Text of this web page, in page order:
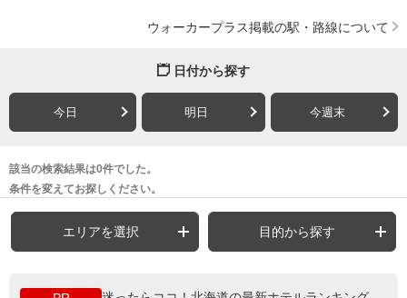
ウォーカープラス掲載の駅・路線について
日付から探す
今日 明日 今週末
該当の検索結果は0件でした。
条件を変えてお探しください。
エリアを選択 目的から探す